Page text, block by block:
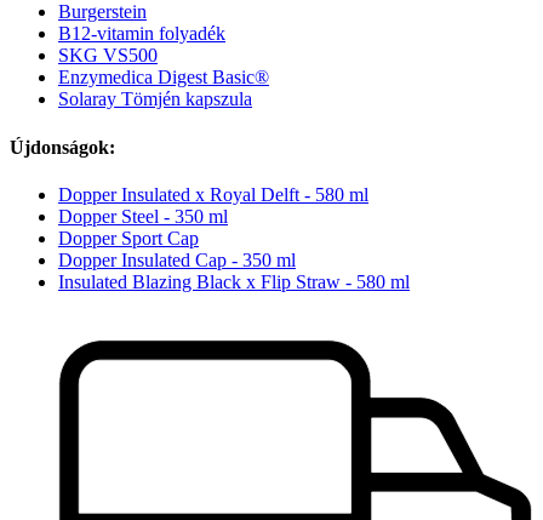
Burgerstein
B12-vitamin folyadék
SKG VS500
Enzymedica Digest Basic®
Solaray Tömjén kapszula
Újdonságok:
Dopper Insulated x Royal Delft - 580 ml
Dopper Steel - 350 ml
Dopper Sport Cap
Dopper Insulated Cap - 350 ml
Insulated Blazing Black x Flip Straw - 580 ml